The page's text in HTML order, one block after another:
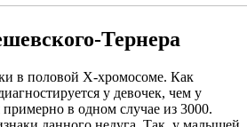
Тернера
в половой Х-хромосоме. Как
у девочек, чем у
примерно в одном случае из 3000.